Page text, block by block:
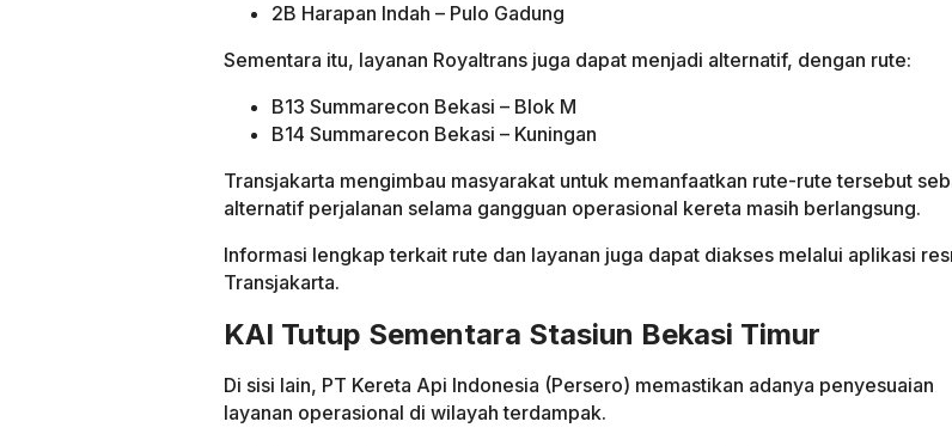
2B Harapan Indah – Pulo Gadung
Sementara itu, layanan Royaltrans juga dapat menjadi alternatif, dengan rute:
B13 Summarecon Bekasi – Blok M
B14 Summarecon Bekasi – Kuningan
Transjakarta mengimbau masyarakat untuk memanfaatkan rute-rute tersebut
alternatif perjalanan selama gangguan operasional kereta masih berlangsung.
Informasi lengkap terkait rute dan layanan juga dapat diakses melalui aplikasi
Transjakarta.
KAI Tutup Sementara Stasiun Bekasi Timur
Di sisi lain, PT Kereta Api Indonesia (Persero) memastikan adanya penyesuaian
layanan operasional di wilayah terdampak.